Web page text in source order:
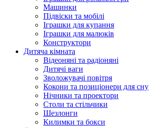
Машинки
Підвіски та мобілі
Іграшки для купання
Іграшки для малюків
Конструктори
Дитяча кімната
Відеоняні та радіоняні
Дитячі ваги
Зволожувачі повітря
Кокони та позиціонери для сну
Нічники та проектори
Столи та стільчики
Шезлонги
Килимки та бокси